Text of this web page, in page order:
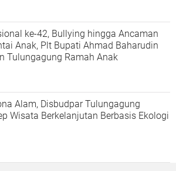
ke-42, Bullying hingga Ancaman
Anak, Plt Bupati Ahmad Baharudin
Tulungagung Ramah Anak
Alam, Disbudpar Tulungagung
Wisata Berkelanjutan Berbasis Ekologi